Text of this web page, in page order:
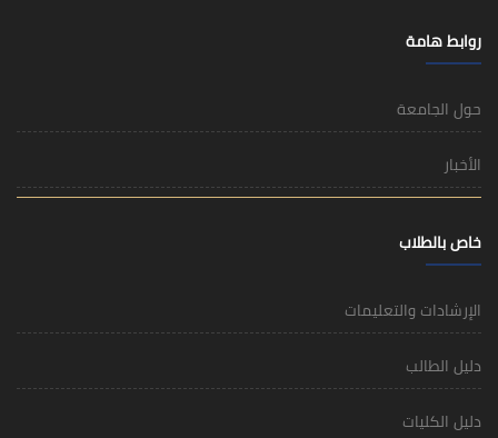
روابط هامة
حول الجامعة
الأخبار
خاص بالطلاب
الإرشادات والتعليمات
دليل الطالب
دليل الكليات